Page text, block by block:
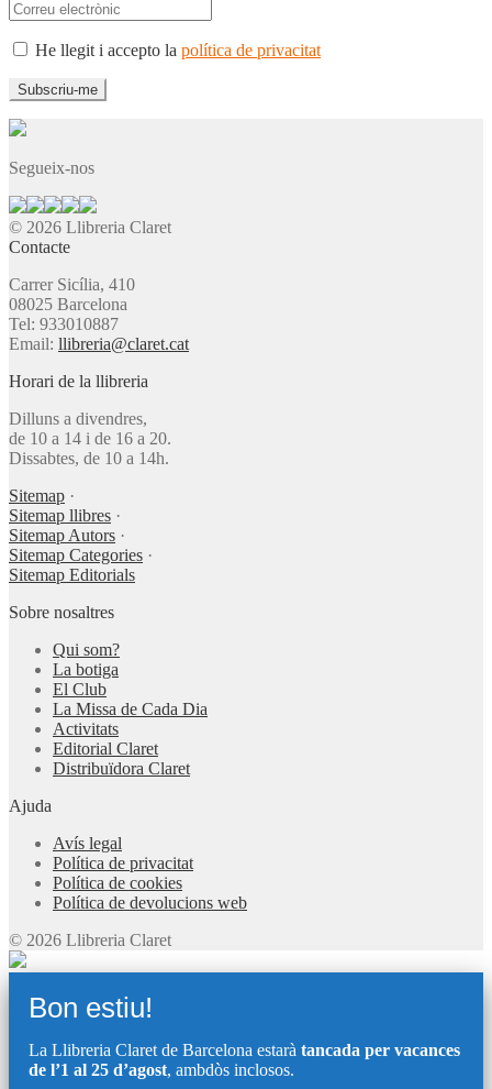
He llegit i accepto la política de privacitat
Segueix-nos
© 2026 Llibreria Claret
Contacte
Carrer Sicília, 410
08025 Barcelona
Tel: 933010887
Email: llibreria@claret.cat
Horari de la llibreria
Dilluns a divendres,
de 10 a 14 i de 16 a 20.
Dissabtes, de 10 a 14h.
Sitemap ·
Sitemap llibres ·
Sitemap Autors ·
Sitemap Categories ·
Sitemap Editorials
Sobre nosaltres
Qui som?
La botiga
El Club
La Missa de Cada Dia
Activitats
Editorial Claret
Distribuïdora Claret
Ajuda
Avís legal
Política de privacitat
Política de cookies
Política de devolucions web
© 2026 Llibreria Claret
Bon estiu!
La Llibreria Claret de Barcelona estarà tancada per vacances
de l’1 al 25 d’agost, ambdòs inclosos.